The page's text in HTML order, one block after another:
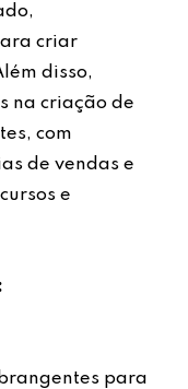
criar
disso,
na criação de
com
de vendas e
e
para